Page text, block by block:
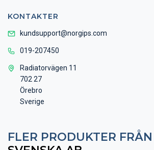
KONTAKTER
kundsupport@norgips.com
019-207450
Radiatorvägen 11
702 27
Örebro
Sverige
FLER PRODUKTER FRÅN